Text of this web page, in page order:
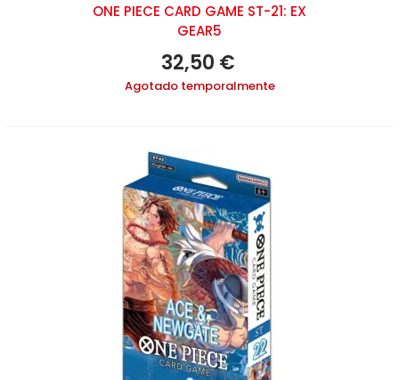
ONE PIECE CARD GAME ST-21: EX
GEAR5
32,50 €
Agotado temporalmente